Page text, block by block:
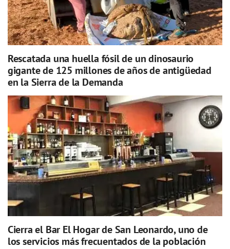
Rescatada una huella fósil de un dinosaurio
gigante de 125 millones de años de antigüedad
en la Sierra de la Demanda
Cierra el Bar El Hogar de San Leonardo, uno de
los servicios más frecuentados de la población